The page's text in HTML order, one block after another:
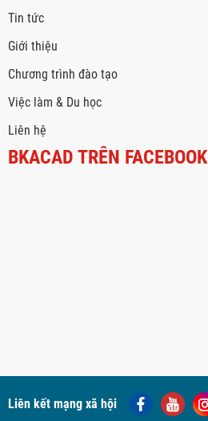
Tin tức
Giới thiệu
Chương trình đào tạo
Việc làm & Du học
Liên hệ
BKACAD TRÊN FACEBOOK
Liên kết mạng xã hội